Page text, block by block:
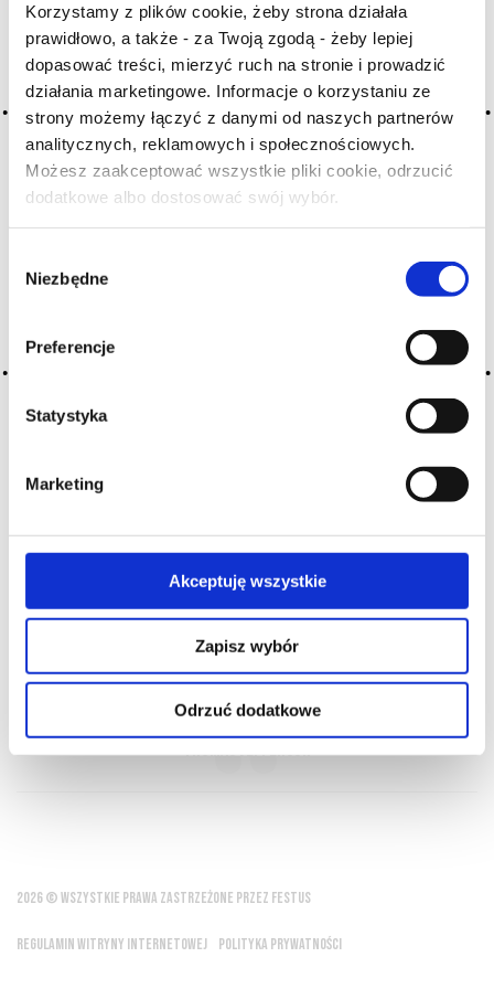
Korzystamy z plików cookie, żeby strona działała
prawidłowo, a także - za Twoją zgodą - żeby lepiej
dopasować treści, mierzyć ruch na stronie i prowadzić
działania marketingowe. Informacje o korzystaniu ze
strony możemy łączyć z danymi od naszych partnerów
analitycznych, reklamowych i społecznościowych.
Możesz zaakceptować wszystkie pliki cookie, odrzucić
dodatkowe albo dostosować swój wybór.
zgody
Niezbędne
Preferencje
Statystyka
Marketing
Akceptuję wszystkie
Zapisz wybór
Odrzuć dodatkowe
Czy masz ukończone 18 lat?
A B C-Ć D E F G
H I J K L-Ł M N
O-Ó P Q R S-Ś T
U V W X-Y
Z-Ź-Ż
Cały czas pracujemy nad wprowadzaniem do
Państwu szczególny problem i nie ma go w słowniku
O NAS OFERTA ONLINE PRODUCENCI
BLOG
PRZEWODNIK
SŁOWNIK
Dobre wino jest dla mnie esencją życia
Thomas Jefferson
2026 © WSZYSTKIE PRAWA ZASTRZEŻONE PRZEZ FESTUS
REGULAMIN WITRYNY INTERNETOWEJ POLITYKA PRYWATNOŚCI